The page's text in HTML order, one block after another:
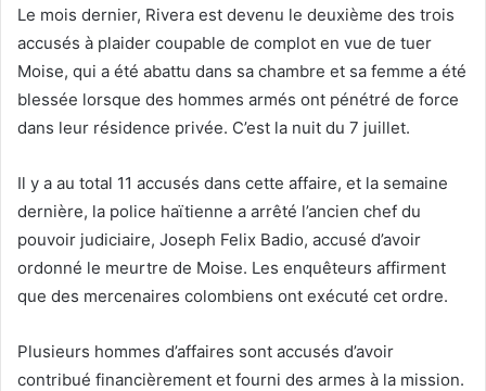
Le mois dernier, Rivera est devenu le deuxième des trois
accusés à plaider coupable de complot en vue de tuer
Moise, qui a été abattu dans sa chambre et sa femme a été
blessée lorsque des hommes armés ont pénétré de force
dans leur résidence privée. C’est la nuit du 7 juillet.
Il y a au total 11 accusés dans cette affaire, et la semaine
dernière, la police haïtienne a arrêté l’ancien chef du
pouvoir judiciaire, Joseph Felix Badio, accusé d’avoir
ordonné le meurtre de Moise. Les enquêteurs affirment
que des mercenaires colombiens ont exécuté cet ordre.
Plusieurs hommes d’affaires sont accusés d’avoir
contribué financièrement et fourni des armes à la mission.